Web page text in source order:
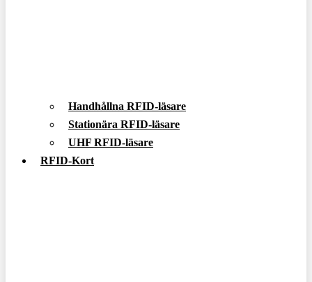
Handhållna RFID-läsare
Stationära RFID-läsare
UHF RFID-läsare
RFID-Kort